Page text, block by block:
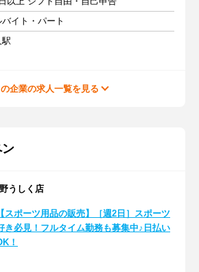
バイト・パート
駅
企業の求人一覧を見る
うしく店
【スポーツ用品の販売】［週2日］スポーツ
き必見！フルタイム勤務も募集中♪日払い
！